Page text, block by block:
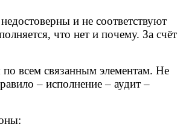
и не соответствуют
что нет и почему. За счёт
всем связанным элементам. Не
– исполнение – аудит –